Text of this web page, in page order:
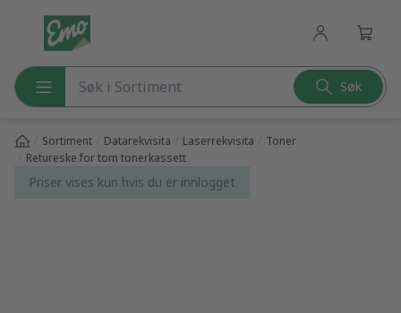
Søk etter produkter Søk
Sortiment Datarekvisita Laserrekvisita Toner
Retureske for tom tonerkassett
Priser vises kun hvis du er innlogget